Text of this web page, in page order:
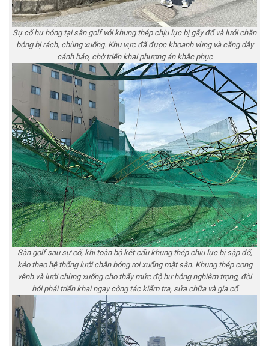
Sự cố hư hỏng tại sân golf với khung thép chịu lực bị gãy đổ và lưới chắn
bóng bị rách, chùng xuống. Khu vực đã được khoanh vùng và căng dây
cảnh báo, chờ triển khai phương án khắc phục
Sân golf sau sự cố, khi toàn bộ kết cấu khung thép chịu lực bị sập đổ,
kéo theo hệ thống lưới chắn bóng rơi xuống mặt sân. Khung thép cong
vênh và lưới chùng xuống cho thấy mức độ hư hỏng nghiêm trọng, đòi
hỏi phải triển khai ngay công tác kiểm tra, sửa chữa và gia cố